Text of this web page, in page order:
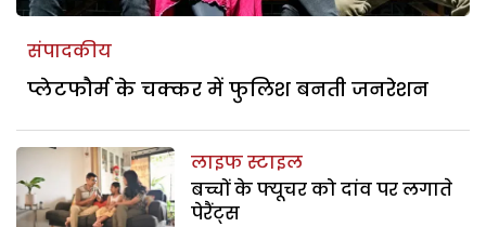
संपादकीय
प्लेटफौर्म के चक्कर में फुलिश बनती जनरेशन
लाइफ स्टाइल
बच्चों के फ्यूचर को दांव पर लगाते
पेरैंट्स